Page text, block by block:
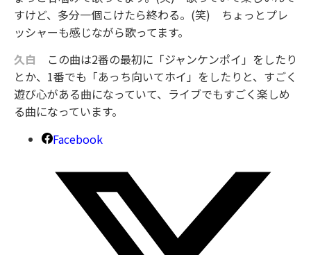
すけど、多分一個こけたら終わる。(笑) ちょっとプレ
ッシャーも感じながら歌ってます。
久白 この曲は2番の最初に「ジャンケンポイ」をしたり
とか、1番でも「あっち向いてホイ」をしたりと、すごく
遊び心がある曲になっていて、ライブでもすごく楽しめ
る曲になっています。
Facebook